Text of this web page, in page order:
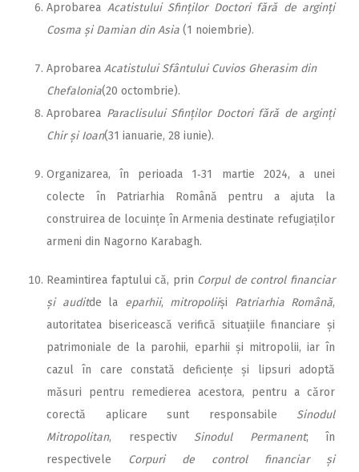
Aprobarea Acatistului Sfin­ților Doctori fără de arginți
Cosma și Damian din Asia (1 noiembrie).
Aprobarea Acatistului Sfântului Cuvios Gherasim din
Chefalonia(20 octombrie).
Aprobarea Paraclisului Sfin­ților Doctori fără de arginți
Chir și Ioan(31 ianuarie, 28 iunie).
Organizarea, în perioada 1‑31 martie 2024, a unei
colecte în Patriarhia Română pentru a ajuta la
construirea de locuințe în Armenia destinate refugiaților
armeni din Nagorno Karabagh.
Reamintirea faptului că, prin Corpul de control financiar
și auditde la eparhii, mitropoliiși Patriarhia Română,
autoritatea bisericească verifică situațiile financiare și
patrimoniale de la parohii, eparhii și mitropolii, iar în
cazul în care constată deficiențe și lipsuri adoptă
măsuri pentru remedierea acestora, pentru a căror
corectă aplicare sunt responsabile Sinodul
Mitropolitan, respectiv Sinodul Permanent; în
respectivele Corpuri de control financiar și